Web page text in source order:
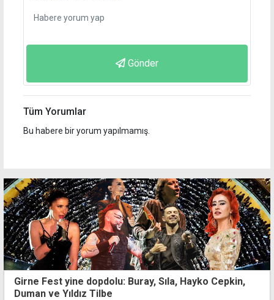
Gönder
Tüm Yorumlar
Bu habere bir yorum yapılmamış.
Girne Fest yine dopdolu: Buray, Sıla, Hayko Cepkin,
Duman ve Yıldız Tilbe